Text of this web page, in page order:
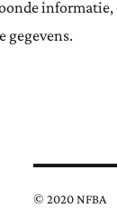
gegevens.
© 2020 NFBA